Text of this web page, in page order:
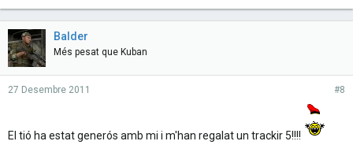
Balder
Més pesat que Kuban
27 Desembre 2011 #8
El tió ha estat generós amb mi i m'han regalat un trackir 5!!!!